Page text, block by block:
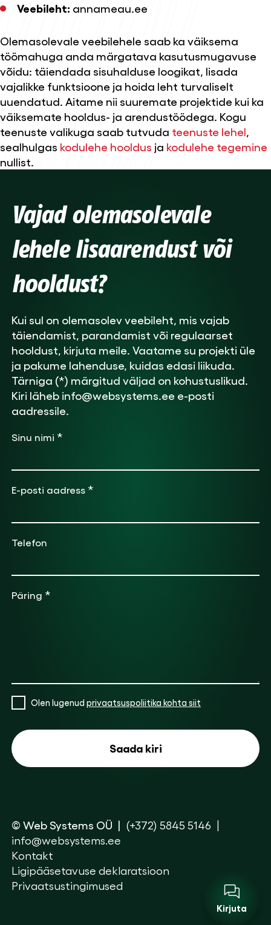
Kirjuta
Veebileht: annameau.ee
Olemasolevale veebilehele saab ka väiksema
töömahuga anda märgatava kasutusmugavuse
võidu: täiendada sisuhalduse loogikat, lisada
vajalikke funktsioone ja hoida leht turvaliselt
uuendatud. Aitame nii suuremate projektide kui ka
väiksemate hooldus- ja arendustöödega. Kogu
teenuste valikuga saab tutvuda teenuste lehel
sealhulgas kodulehe hooldus ja kodulehe tegemine
nullist.
Vajad olemasolevale
lehele lisaarendust või
hooldust?
Kui sul on olemasolev veebileht, mis vajab
täiendamist, parandamist või regulaarset
hooldust, kirjuta meile. Vaatame su projekti üle
ja pakume lahenduse, kuidas edasi liikuda.
Tärniga (*) märgitud väljad on kohustuslikud.
Kiri läheb info@websystems.ee e-posti
aadressile.
Sinu nimi *
E-posti aadress *
Telefon
Päring *
Olen lugenud privaatsuspoliitika kohta siit
© Web Systems OÜ
(+372) 5845 5146
info@websystems.ee
Kontakt
Ligipääsetavuse deklaratsioon
Privaatsustingimused